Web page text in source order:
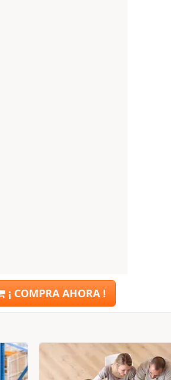
¡ COMPRA AHORA !